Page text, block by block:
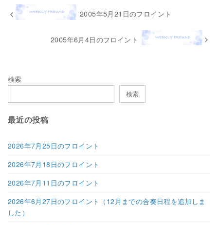
2005年5月21日のフロイント
2005年6月4日のフロイント
検索
検索
最近の投稿
2026年7月25日のフロイント
2026年7月18日のフロイント
2026年7月11日のフロイント
2026年6月27日のフロイント（12月までの合奏日程を追加しま
した）